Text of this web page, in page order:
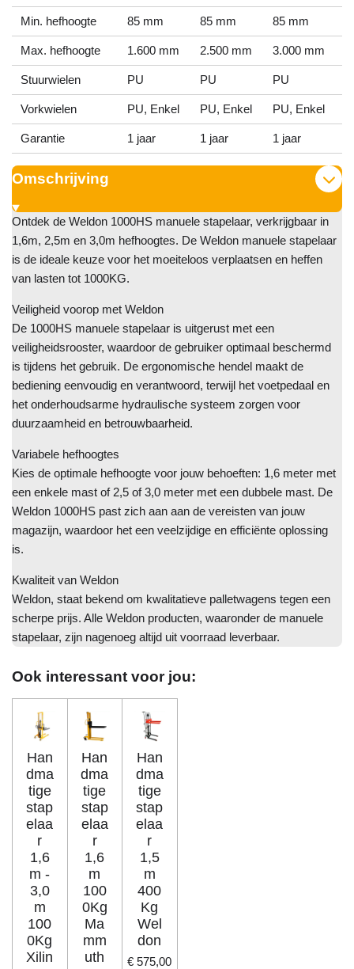
Min. hefhoogte 85 mm 85 mm 85 mm
Max. hefhoogte 1.600 mm 2.500 mm 3.000 mm
Stuurwielen PU PU PU
Vorkwielen PU, Enkel PU, Enkel PU, Enkel
Garantie 1 jaar 1 jaar 1 jaar
Omschrijving
Ontdek de Weldon 1000HS manuele stapelaar, verkrijgbaar in
1,6m, 2,5m en 3,0m hefhoogtes. De Weldon manuele stapelaar
is de ideale keuze voor het moeiteloos verplaatsen en heffen
van lasten tot 1000KG.
Veiligheid voorop met Weldon
De 1000HS manuele stapelaar is uitgerust met een
veiligheidsrooster, waardoor de gebruiker optimaal beschermd
is tijdens het gebruik. De ergonomische hendel maakt de
bediening eenvoudig en verantwoord, terwijl het voetpedaal en
het onderhoudsarme hydraulische systeem zorgen voor
duurzaamheid en betrouwbaarheid.
Variabele hefhoogtes
Kies de optimale hefhoogte voor jouw behoeften: 1,6 meter met
een enkele mast of 2,5 of 3,0 meter met een dubbele mast. De
Weldon 1000HS past zich aan aan de vereisten van jouw
magazijn, waardoor het een veelzijdige en efficiënte oplossing
is.
Kwaliteit van Weldon
Weldon, staat bekend om kwalitatieve palletwagens tegen een
scherpe prijs. Alle Weldon producten, waaronder de manuele
stapelaar, zijn nagenoeg altijd uit voorraad leverbaar.
Ook interessant voor jou:
Han
dma
tige
stap
elaa
r
1,6
m -
3,0
m
100
0Kg
Xilin
Han
dma
tige
stap
elaa
r
1,6
m
100
0Kg
Ma
mm
uth
Han
dma
tige
stap
elaa
r
1,5
m
400
Kg
Wel
don
€ 575,00